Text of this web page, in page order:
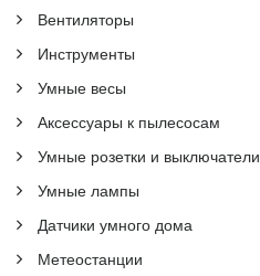
Вентиляторы
Инструменты
Умные весы
Аксессуары к пылесосам
Умные розетки и выключатели
Умные лампы
Датчики умного дома
Метеостанции